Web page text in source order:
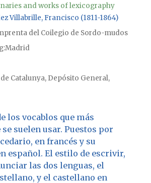
and works of lexicography
Villabrille, Francisco (1811-1864)
del Coilegio de Sordo-mudos
Madrid
Catalunya, Depósito General,
los vocablos que más
suelen usar. Puestos por
en francés y su
español. El estilo de escrivir,
las dos lenguas, el
y el castellano en